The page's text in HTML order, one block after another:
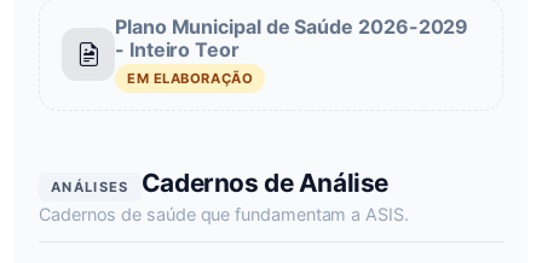
Plano Municipal de Saúde 2026-2029
- Inteiro Teor
EM ELABORAÇÃO
ANÁLISES Cadernos de Análise
Cadernos de saúde que fundamentam a ASIS.